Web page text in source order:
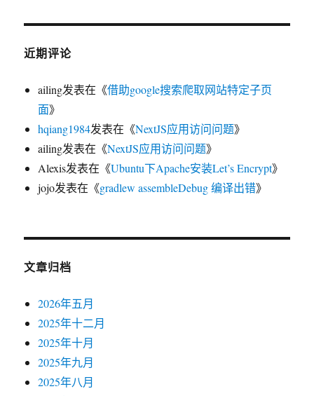
近期评论
ailing发表在《借助google搜索爬取网站特定子页
面》
hqiang1984发表在《NextJS应用访问问题》
ailing发表在《NextJS应用访问问题》
Alexis发表在《Ubuntu下Apache安装Let’s Encrypt》
jojo发表在《gradlew assembleDebug 编译出错》
文章归档
2026年五月
2025年十二月
2025年十月
2025年九月
2025年八月